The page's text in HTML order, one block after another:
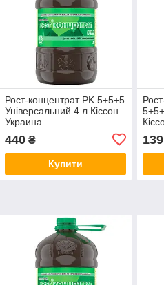
Рост-концентрат PK 5+5+5
Універсальний 4 л Кіссон
Украина
440₴
Купити
139